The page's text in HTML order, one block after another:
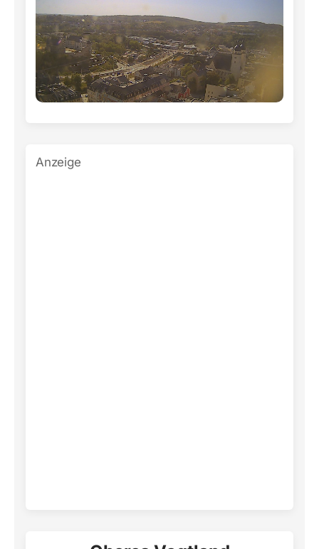
Anzeige